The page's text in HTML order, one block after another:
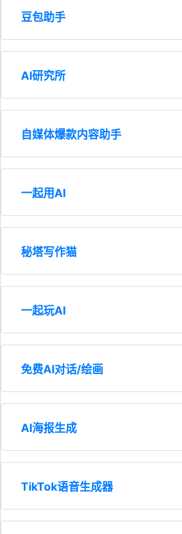
豆包助手
AI研究所
自媒体爆款内容助手
一起用AI
秘塔写作猫
一起玩AI
免费AI对话/绘画
AI海报生成
TikTok语音生成器